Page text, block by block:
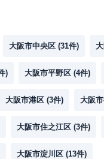
大阪市中央区 (31件)
) 大阪市平野区 (4件)
大阪市港区 (3件) 大阪
大阪市住之江区 (3件)
大阪市淀川区 (13件)